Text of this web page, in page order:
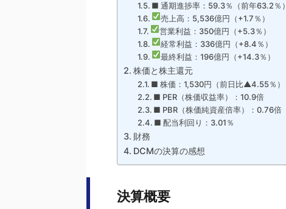
■ 通期進捗率：59.3％（前年63.2％）
売上高：5,536億円（+1.7％）
営業利益：350億円（+5.3％）
経常利益：336億円（+8.4％）
最終利益：196億円（+14.3％）
株価と株主還元
■ 株価：1,530円（前日比▲4.55％）
■ PER（株価収益率）：10.9倍
■ PBR（株価純資産倍率）：0.76倍
■ 配当利回り：3.01％
財務
DCMの決算の感想
決算概要